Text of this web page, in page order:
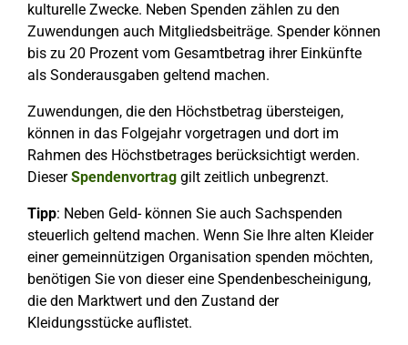
kulturelle Zwecke. Neben Spenden zählen zu den
Zuwendungen auch Mitgliedsbeiträge. Spender können
bis zu 20 Prozent vom Gesamtbetrag ihrer Einkünfte
als Sonderausgaben geltend machen.
Zuwendungen, die den Höchstbetrag übersteigen,
können in das Folgejahr vorgetragen und dort im
Rahmen des Höchstbetrages berücksichtigt werden.
DieserSpendenvortrag gilt zeitlich unbegrenzt.
Tipp: Neben Geld- können Sie auch Sachspenden
steuerlich geltend machen. Wenn Sie Ihre alten Kleider
einer gemeinnützigen Organisation spenden möchten,
benötigen Sie von dieser eine Spendenbescheinigung,
die den Marktwert und den Zustand der
Kleidungsstücke auflistet.